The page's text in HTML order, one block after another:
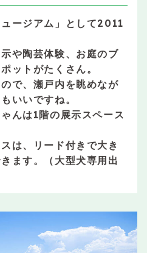
ージアム」として2011
や陶芸体験、お庭のブ
ットがたくさん。
で、瀬戸内を眺めなが
いいですね。
んは1階の展示スペース
は、リード付きで大き
ます。（大型犬専用出